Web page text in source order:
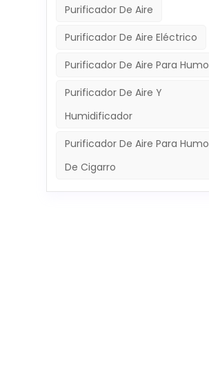
Purificador De Aire
Purificador De Aire Eléctrico
Purificador De Aire Para Humo
Purificador De Aire Y
Humidificador
Purificador De Aire Para Humo
De Cigarro